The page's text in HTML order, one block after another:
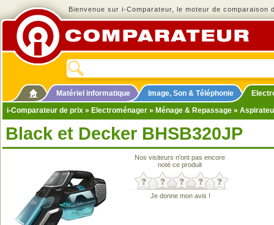
Bienvenue sur i-Comparateur, le moteur de comparaison
Matériel informatique Image, Son & Téléphonie
i-Comparateur de prix » Electroménager » Ménage & Repassage »
Black et Decker BHSB320JP
Nos visiteurs n'ont pas encore
noté ce produit
Je donne mon avis !